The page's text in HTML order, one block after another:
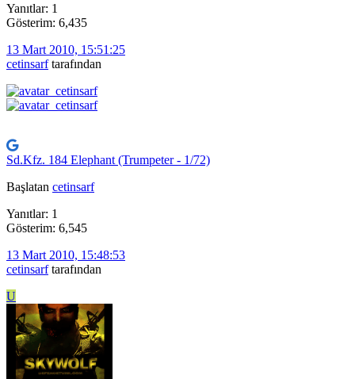
Yanıtlar: 1
Gösterim: 6,435
13 Mart 2010, 15:51:25
cetinsarftarafından
Sd.Kfz. 184 Elephant (Trumpeter - 1/72)
Başlatan cetinsarf
Yanıtlar: 1
Gösterim: 6,545
13 Mart 2010, 15:48:53
cetinsarftarafından
U